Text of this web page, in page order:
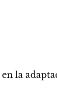
en la